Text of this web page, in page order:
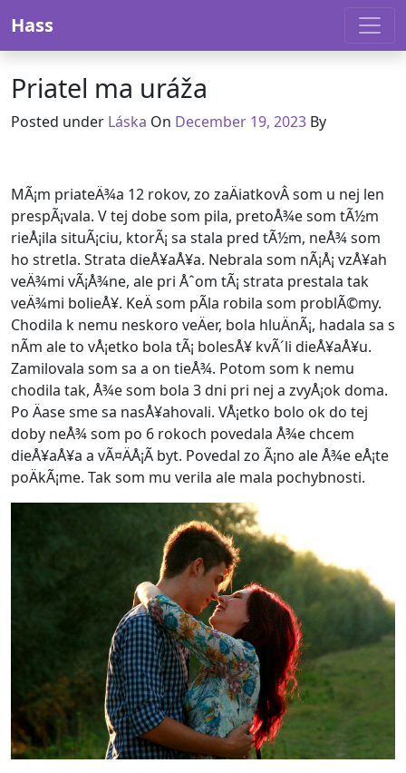
Hass
Priatel ma uráža
Posted under Láska On December 14, 2023
December 19, 2023 By
MÃ¡m priateÄ¾a 12 rokov, zo zaÄiatkovÂ som u nej len
prespÃ¡vala. V tej dobe som pila, pretoÅ¾e som tÃ½m
rieÅ¡ila situÃ¡ciu, ktorÃ¡ sa stala pred tÃ½m, neÅ¾ som
ho stretla. Strata dieÅ¥aÅ¥a. Nebrala som nÃ¡Å¡ vzÅ¥ah
veÄ¾mi vÃ¡Å¾ne, ale pri Åˆom tÃ¡ strata prestala tak
veÄ¾mi bolieÅ¥. KeÄ som pÃ­la robila som problÃ©my.
Chodila k nemu neskoro veÄer, bola hluÄnÃ¡, hadala sa s
nÃ­m ale to vÅ¡etko bola tÃ¡ bolesÅ¥ kvÃ´li dieÅ¥aÅ¥u.
Zamilovala som sa a on tieÅ¾. Potom som k nemu
chodila tak, Å¾e som bola 3 dni pri nej a zvyÅ¡ok doma.
Po Äase sme sa nasÅ¥ahovali. VÅ¡etko bolo ok do tej
doby neÅ¾ som po 6 rokoch povedala Å¾e chcem
dieÅ¥aÅ¥a a vÃ¤ÄÅ¡Ã­ byt. Povedal zo Ã¡no ale Å¾e eÅ¡te
poÄkÃ¡me. Tak som mu verila ale mala pochybnosti.